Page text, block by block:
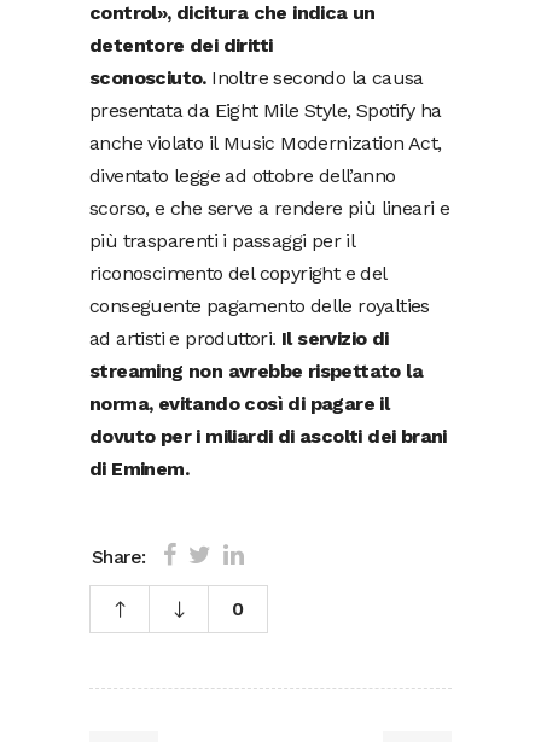
control», dicitura che indica un
detentore dei diritti
sconosciuto. Inoltre secondo la causa
presentata da Eight Mile Style, Spotify ha
anche violato il Music Modernization Act,
diventato legge ad ottobre dell’anno
scorso, e che serve a rendere più lineari e
più trasparenti i passaggi per il
riconoscimento del copyright e del
conseguente pagamento delle royalties
ad artisti e produttori. Il servizio di
streaming non avrebbe rispettato la
norma, evitando così di pagare il
dovuto per i miliardi di ascolti dei brani
di Eminem.
Share:
0